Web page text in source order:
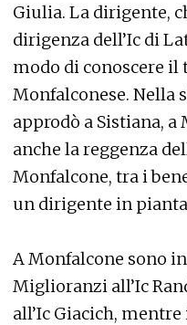
Giulia. La dirigente,
dirigenza dell’Ic di
modo di conoscere
Monfalconese. Nella
approdò a Sistiana,
anche la reggenza
Monfalcone, tra i
un dirigente in
A Monfalcone sono
Miglioranzi all’Ic
all’Ic Giacich,